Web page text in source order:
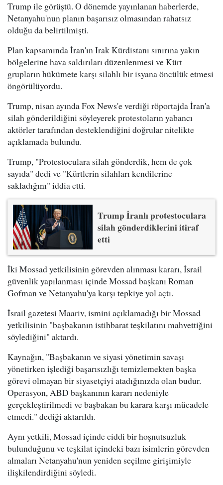
Trump ile görüştü. O dönemde yayınlanan haberlerde,
Netanyahu'nun planın başarısız olmasından rahatsız
olduğu da belirtilmişti.
Plan kapsamında İran'ın Irak Kürdistanı sınırına yakın
bölgelerine hava saldırıları düzenlenmesi ve Kürt
grupların hükümete karşı silahlı bir isyana öncülük etmesi
öngörülüyordu.
Trump, nisan ayında Fox News'e verdiği röportajda İran'a
silah gönderildiğini söyleyerek protestoların yabancı
aktörler tarafından desteklendiğini doğrular nitelikte
açıklamada bulundu.
Trump, "Protestoculara silah gönderdik, hem de çok
sayıda" dedi ve "Kürtlerin silahları kendilerine
sakladığını" iddia etti.
Trump İranlı protestoculara
silah gönderdiklerini itiraf
etti
İki Mossad yetkilisinin görevden alınması kararı, İsrail
güvenlik yapılanması içinde Mossad başkanı Roman
Gofman ve Netanyahu'ya karşı tepkiye yol açtı.
İsrail gazetesi Maariv, ismini açıklamadığı bir Mossad
yetkilisinin "başbakanın istihbarat teşkilatını mahvettiğini
söylediğini" aktardı.
Kaynağın, "Başbakanın ve siyasi yönetimin savaşı
yönetirken işlediği başarısızlığı temizlemekten başka
görevi olmayan bir siyasetçiyi atadığınızda olan budur.
Operasyon, ABD başkanının kararı nedeniyle
gerçekleştirilmedi ve başbakan bu karara karşı mücadele
etmedi." dediği aktarıldı.
Aynı yetkili, Mossad içinde ciddi bir hoşnutsuzluk
bulunduğunu ve teşkilat içindeki bazı isimlerin görevden
almaları Netanyahu'nun yeniden seçilme girişimiyle
ilişkilendirdiğini söyledi.